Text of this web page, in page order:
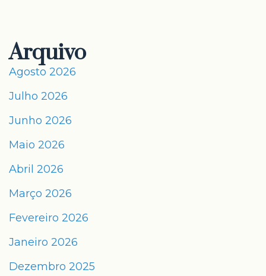
Arquivo
Agosto 2026
Julho 2026
Junho 2026
Maio 2026
Abril 2026
Março 2026
Fevereiro 2026
Janeiro 2026
Dezembro 2025